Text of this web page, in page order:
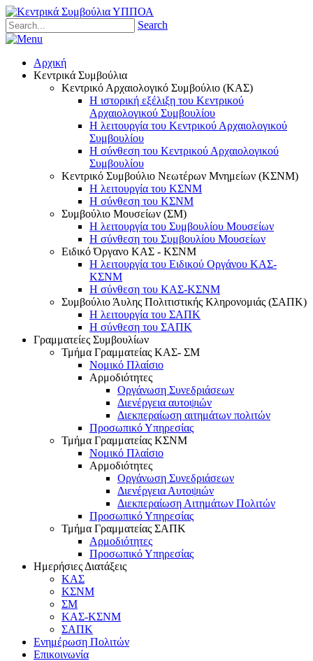
Search
Αρχική
Κεντρικά Συμβούλια
Κεντρικό Αρχαιολογικό Συμβούλιο (ΚΑΣ)
Η ιστορική εξέλιξη του Κεντρικού
Αρχαιολογικού Συμβουλίου
Η λειτουργία του Κεντρικού Αρχαιολογικού
Συμβουλίου
Η σύνθεση του Κεντρικού Αρχαιολογικού
Συμβουλίου
Κεντρικό Συμβούλιο Νεωτέρων Μνημείων (ΚΣΝΜ)
Η λειτουργία του ΚΣΝΜ
Η σύνθεση του ΚΣΝΜ
Συμβούλιο Μουσείων (ΣΜ)
Η λειτουργία του Συμβουλίου Μουσείων
Η σύνθεση του Συμβουλίου Μουσείων
Ειδικό Όργανο ΚΑΣ - ΚΣΝΜ
Η λειτουργία του Ειδικού Οργάνου ΚΑΣ-
ΚΣΝΜ
Η σύνθεση του ΚΑΣ-ΚΣΝΜ
Συμβούλιο Άυλης Πολιτιστικής Κληρονομιάς (ΣΑΠΚ)
Η λειτουργία του ΣΑΠΚ
Η σύνθεση του ΣΑΠΚ
Γραμματείες Συμβουλίων
Τμήμα Γραμματείας ΚΑΣ- ΣΜ
Νομικό Πλαίσιο
Αρμοδιότητες
Οργάνωση Συνεδριάσεων
Διενέργεια αυτοψιών
Διεκπεραίωση αιτημάτων πολιτών
Προσωπικό Υπηρεσίας
Τμήμα Γραμματείας ΚΣΝΜ
Νομικό Πλαίσιο
Αρμοδιότητες
Οργάνωση Συνεδριάσεων
Διενέργεια Αυτοψιών
Διεκπεραίωση Αιτημάτων Πολιτών
Προσωπικό Υπηρεσίας
Τμήμα Γραμματείας ΣΑΠΚ
Αρμοδιότητες
Προσωπικό Υπηρεσίας
Ημερήσιες Διατάξεις
ΚΑΣ
ΚΣΝΜ
ΣΜ
ΚΑΣ-ΚΣΝΜ
ΣΑΠΚ
Ενημέρωση Πολιτών
Επικοινωνία